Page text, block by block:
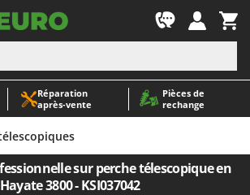
Réparation
après‑vente
Pièces de
rechange
tracteurs tondeuses autoportés
pour gazon
de pommes de terre pour tracteur
LINE
sur perche télescopique en
3800 - KSI037042